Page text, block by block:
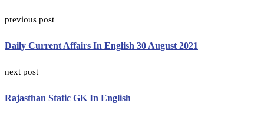
previous post
Daily Current Affairs In English 30 August 2021
next post
Rajasthan Static GK In English